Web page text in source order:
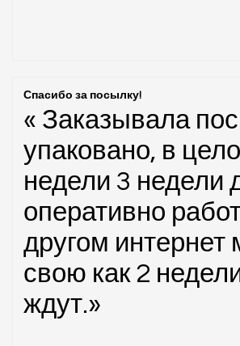
Спасибо за посылку!
« Заказывала
упаковано, в
недели 3 недели
оперативно
другом
свою как 2
ждут.»